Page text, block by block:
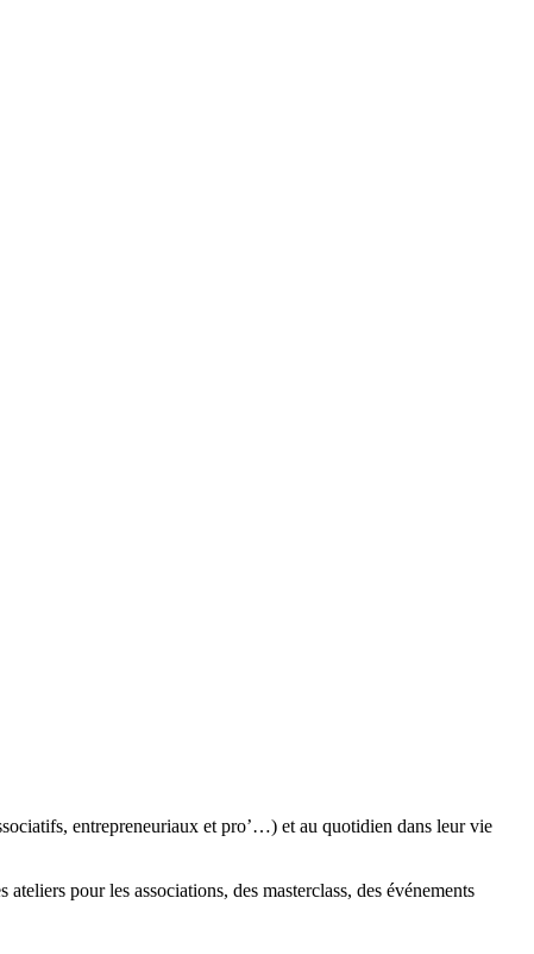
entrepreneuriaux et pro’…) et au quotidien dans leur vie
pour les associations, des masterclass, des événements